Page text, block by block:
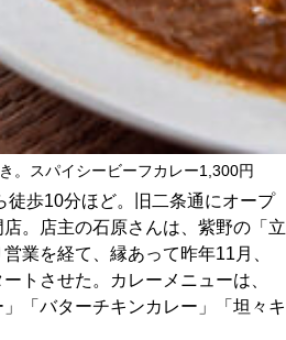
ラブ
。スパイシービーフカレー1,300円
徒歩10分ほど。旧二条通にオープ
。店主の石原さんは、紫野の「立
業を経て、縁あって昨年11月、
トさせた。カレーメニューは、
」「バターチキンカレー」「坦々キ